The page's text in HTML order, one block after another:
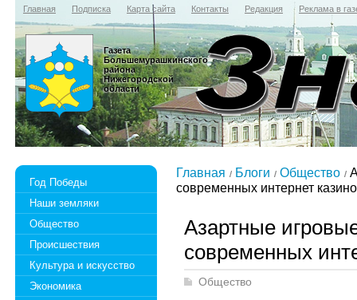
Главная Подписка Карта сайта Контакты Редакция Реклама в
Газета
Большемурашкинского
района
Нижегородской
области
Год Победы
Наши земляки
Общество
Происшествия
Культура и искусство
Экономика
Главная Блоги Общество
современных интернет казино
Азартные
современных
Общество